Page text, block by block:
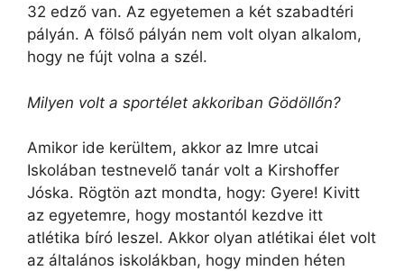
32 edző van. Az egyetemen a két szabadtéri
pályán. A fölső pályán nem volt olyan alkalom,
hogy ne fújt volna a szél.
Milyen volt a sportélet akkoriban Gödöllőn?
Amikor ide kerültem, akkor az Imre utcai
Iskolában testnevelő tanár volt a Kirshoffer
Jóska. Rögtön azt mondta, hogy: Gyere! Kivitt
az egyetemre, hogy mostantól kezdve itt
atlétika bíró leszel. Akkor olyan atlétikai élet volt
az általános iskolákban, hogy minden héten